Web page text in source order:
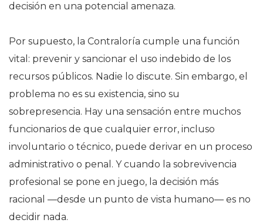
decisión en una potencial amenaza.
Por supuesto, la Contraloría cumple una función
vital: prevenir y sancionar el uso indebido de los
recursos públicos. Nadie lo discute. Sin embargo, el
problema no es su existencia, sino su
sobrepresencia. Hay una sensación entre muchos
funcionarios de que cualquier error, incluso
involuntario o técnico, puede derivar en un proceso
administrativo o penal. Y cuando la sobrevivencia
profesional se pone en juego, la decisión más
racional —desde un punto de vista humano— es no
decidir nada.